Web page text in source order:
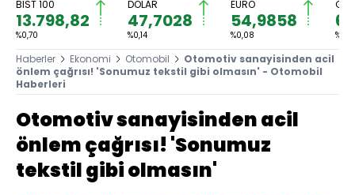
BIST 100
13.798,82
%0,70
DOLAR
47,7028
%0,14
EURO
54,9858
%0,08
Haberler Ekonomi Otomobil
Otomotiv sanayisinden acil
önlem çağrısı! 'Sonumuz tekstil gibi olmasın' - Otomobil
Haberleri
Otomotiv sanayisinden acil
önlem çağrısı! 'Sonumuz
tekstil gibi olmasın'